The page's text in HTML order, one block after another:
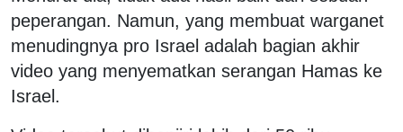
peperangan. Namun, yang membuat warganet
menudingnya pro Israel adalah bagian akhir
video yang menyematkan serangan Hamas ke
Israel.